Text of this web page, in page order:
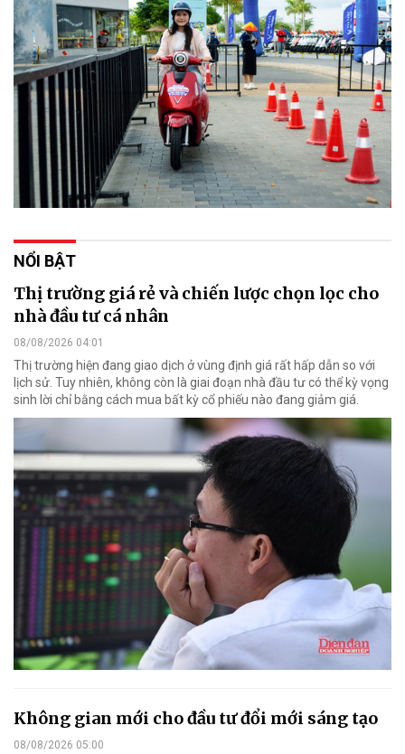
NỔI BẬT
Thị trường giá rẻ và chiến lược chọn lọc cho
nhà đầu tư cá nhân
08/08/2026 04:01
Thị trường hiện đang giao dịch ở vùng định giá rất hấp dẫn so với
lịch sử. Tuy nhiên, không còn là giai đoạn nhà đầu tư có thể kỳ vọng
sinh lời chỉ bằng cách mua bất kỳ cổ phiếu nào đang giảm giá.
Không gian mới cho đầu tư đổi mới sáng tạo
08/08/2026 05:00